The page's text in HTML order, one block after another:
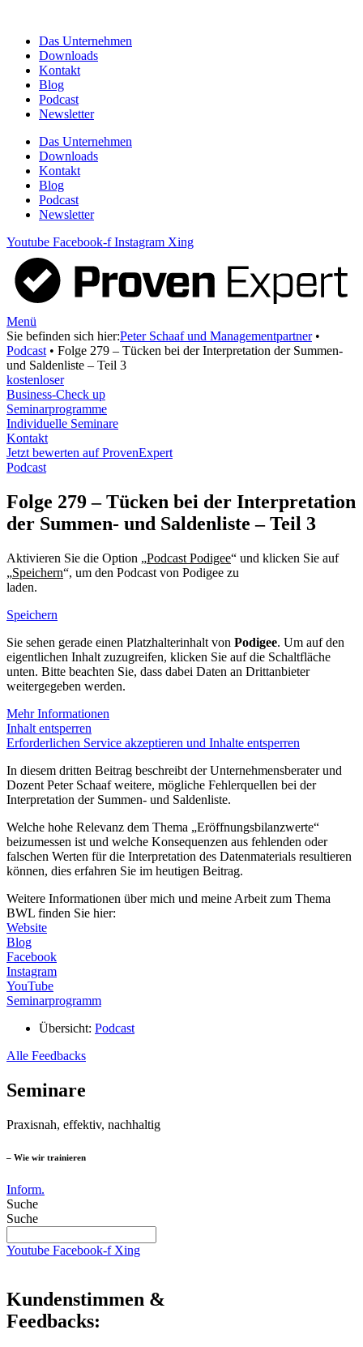
springenDas Unternehmen
Downloads
Kontakt
Blog
Podcast
Newsletter
Das Unternehmen
Downloads
Kontakt
Blog
Podcast
Newsletter
Youtube Facebook-f Instagram Xing
Menü
Sie befinden sich hier:Peter Schaaf und Managementpartner•
Podcast • Folge 279 – Tücken bei der Interpretation der Summen-
und Saldenliste – Teil 3
kostenloser
Business-Check up
Seminarprogramme
Individuelle Seminare
Kontakt
Jetzt bewerten auf ProvenExpert
Podcast
Folge 279 – Tücken bei der Interpretation
der Summen- und Saldenliste – Teil 3
Aktivieren Sie die Option „Podcast Podigee“ und klicken Sie auf
„Speichern“, um den Podcast von Podigee zu
laden.
Speichern
Sie sehen gerade einen Platzhalterinhalt von Podigee. Um auf den
eigentlichen Inhalt zuzugreifen, klicken Sie auf die Schaltfläche
unten. Bitte beachten Sie, dass dabei Daten an Drittanbieter
weitergegeben werden.
Mehr Informationen
Inhalt entsperren
Erforderlichen Service akzeptieren und Inhalte entsperren
In diesem dritten Beitrag beschreibt der Unternehmensberater und
Dozent Peter Schaaf weitere, mögliche Fehlerquellen bei der
Interpretation der Summen- und Saldenliste.
Welche hohe Relevanz dem Thema „Eröffnungsbilanzwerte“
beizumessen ist und welche Konsequenzen aus fehlenden oder
falschen Werten für die Interpretation des Datenmaterials resultieren
können, dies erfahren Sie im heutigen Beitrag.
Weitere Informationen über mich und meine Arbeit zum Thema
BWL finden Sie hier:
Website
Blog
Facebook
Instagram
YouTube
Seminarprogramm
Übersicht: Podcast
Alle Feedbacks
Seminare
Praxisnah, effektiv, nachhaltig
– Wie wir trainieren
Inform.
Suche
Suche
Youtube Facebook-f Xing
Kundenstimmen &
Feedbacks: